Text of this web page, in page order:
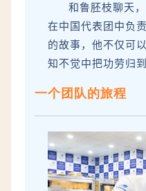
和鲁胚枝聊天
在中国代表团中负
的故事，他不仅可
知不觉中把功劳归
一个团队的旅程